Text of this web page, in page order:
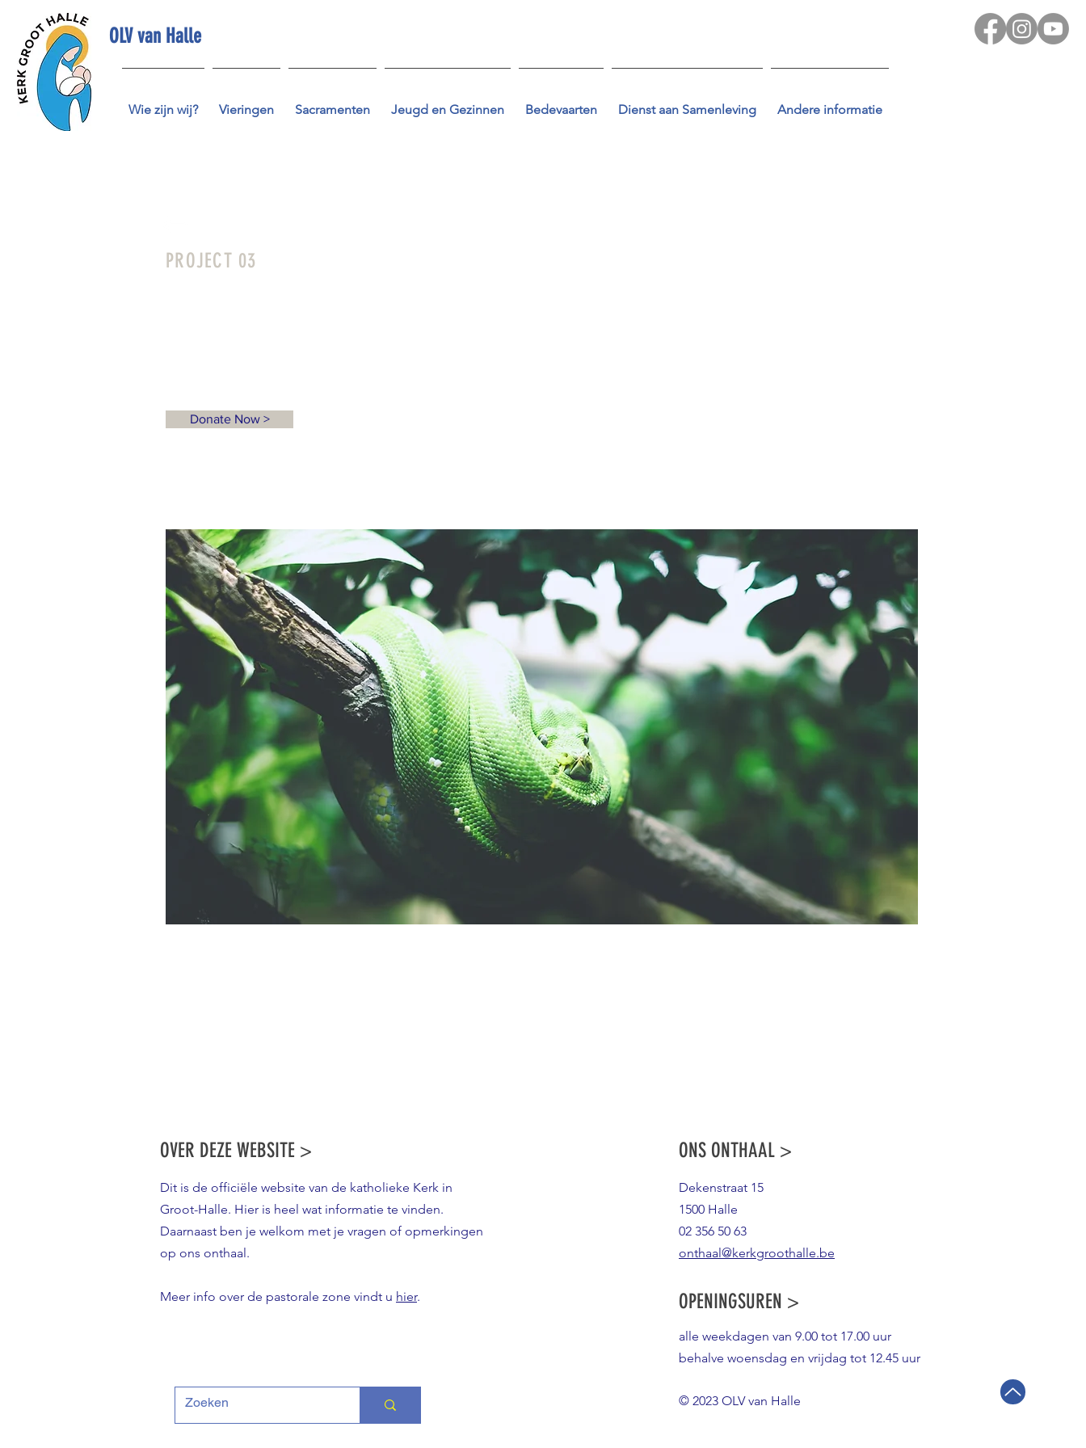
OLV van Halle
Wie zijn wij? Vieringen Sacramenten Jeugd en Gezinnen Bedevaarten Dienst aan Samenleving Andere informatie
PROJECT 03
Donate Now >
OVER DEZE WEBSITE >
Dit is de officiële website van de katholieke Kerk in
Groot-Halle. Hier is heel wat informatie te vinden.
Daarnaast ben je welkom met je vragen of opmerkingen
op ons onthaal.
Meer info over de pastorale zone vindt u hier.
ONS ONTHAAL >
Dekenstraat 15
1500 Halle
02 356 50 63
onthaal@kerkgroothalle.be
OPENINGSUREN >
alle weekdagen van 9.00 tot 17.00 uur
behalve woensdag en vrijdag tot 12.45 uur
© 2023 OLV van Halle